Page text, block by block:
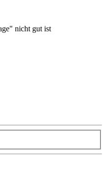
nicht gut ist